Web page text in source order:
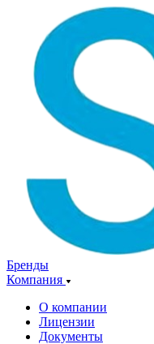
Бренды
Компания
О компании
Лицензии
Документы